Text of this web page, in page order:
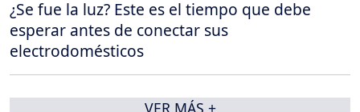
¿Se fue la luz? Este es el tiempo que debe
esperar antes de conectar sus
electrodomésticos